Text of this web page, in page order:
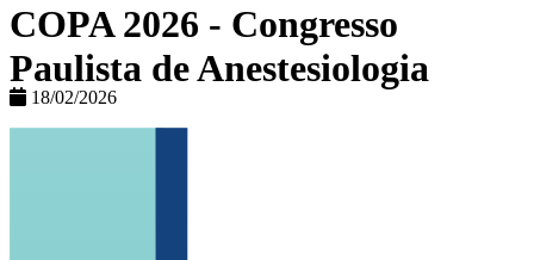
COPA 2026 - Congresso
Paulista de Anestesiologia
18/02/2026